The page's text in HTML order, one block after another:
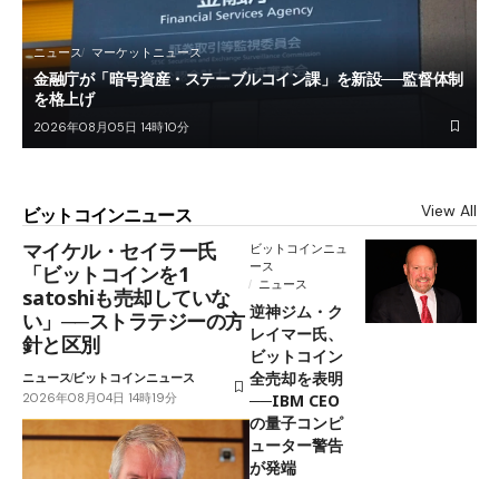
ニュース マーケットニュース
金融庁が「暗号資産・ステーブルコイン課」を新設──監督体制
を格上げ
2026年08月05日 14時10分
ビットコインニュース View All
マイケル・セイラー氏
「ビットコインを1
satoshiも売却していな
い」──ストラテジーの方
針と区別
ニュースビットコインニュース
2026年08月04日 14時19分
ビットコインニュ
ース
ニュース
逆神ジム・ク
レイマー氏、
ビットコイン
全売却を表明
──IBM CEO
の量子コンピ
ューター警告
が発端